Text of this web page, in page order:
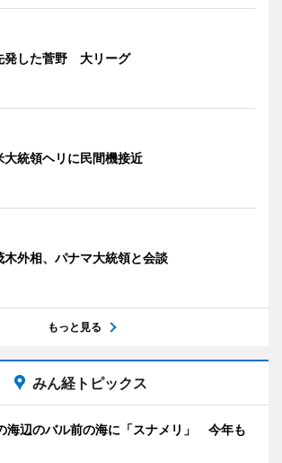
発した菅野 大リーグ
大統領ヘリに民間機接近
木外相、パナマ大統領と会談
もっと見る
みん経トピックス
海辺のバル前の海に「スナメリ」 今年も